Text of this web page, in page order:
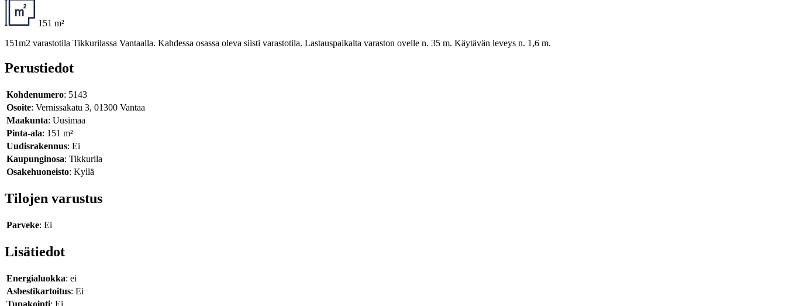
151 m²
151m2 varastotila Tikkurilassa Vantaalla. Kahdessa osassa oleva siisti varastotila. Lastauspaikalta varaston ovelle n. 35 m. Käytävän leveys n. 1,6 m.
Perustiedot
Kohdenumero: 5143
Osoite: Vernissakatu 3, 01300 Vantaa
Maakunta: Uusimaa
Pinta-ala: 151 m²
Uudisrakennus: Ei
Kaupunginosa: Tikkurila
Osakehuoneisto: Kyllä
Tilojen varustus
Parveke: Ei
Lisätiedot
Energialuokka: ei
Asbestikartoitus: Ei
Tupakointi: Ei